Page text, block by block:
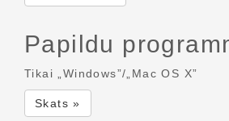
Papildu
Tikai „Windows”/„Mac OS X”
Skats »